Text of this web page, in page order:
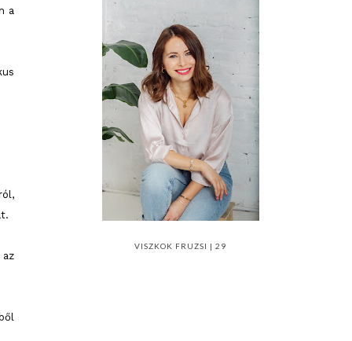
a
VISZKOK FRUZSI | 29